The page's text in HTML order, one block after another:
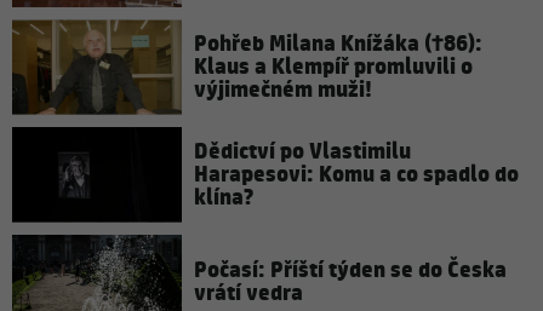
Pohřeb Milana Knížáka (†86):
Klaus a Klempíř promluvili o
výjimečném muži!
Dědictví po Vlastimilu
Harapesovi: Komu a co spadlo do
klína?
Počasí: Příští týden se do Česka
vrátí vedra